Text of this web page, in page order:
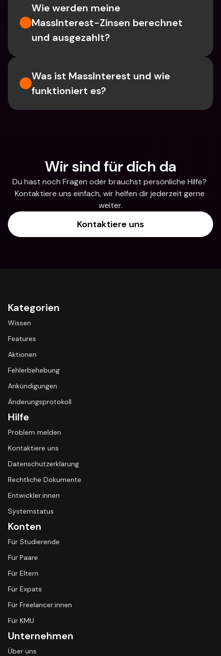
Wie werden meine
MassInterest-Zinsen berechnet
und ausgezahlt?
Was ist MassInterest und wie
funktioniert es?
Wir sind für dich da
Du hast noch Fragen oder brauchst persönliche Hilfe?
Kontaktiere uns einfach, wir helfen dir jederzeit gerne
weiter.
Kontaktiere uns
Kategorien
Wissen
Features
Aktionen
Fehlerbehebung
Ankündigungen
Änderungsprotokoll
Hilfe
Problem melden
Kontaktiere uns
Datenschutzerklärung
Rechtliche Dokumente
Entwickler:innen
Systemstatus
Konten
Für Studierende
Für Paare
Für Eltern
Für Expats
Für Freelancer:innen
Für KMU
Unternehmen
Über uns